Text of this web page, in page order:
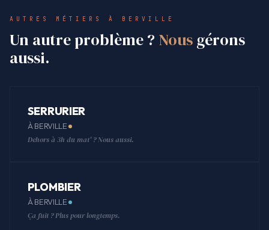
AUTRES MÉTIERS À BERVILLE
Un autre problème ? Nous gérons
aussi.
SERRURIER
À BERVILLE
Dehors à 3h du mat' ? Nous aussi.
PLOMBIER
À BERVILLE
Ça fuit ? Plus pour longtemps.